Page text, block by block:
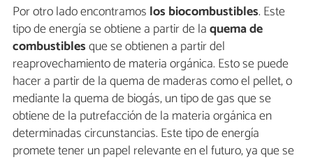
Por otro lado encontramos los biocombustibles. Este
tipo de energía se obtiene a partir de laquema de
combustiblesque se obtienen a partir del
reaprovechamiento de materia orgánica. Esto se puede
hacer a partir de la quema de maderas como el pellet, o
mediante la quema de biogás, un tipo de gas que se
obtiene de la putrefacción de la materia orgánica en
determinadas circunstancias. Este tipo de energía
promete tener un papel relevante en el futuro, ya que se